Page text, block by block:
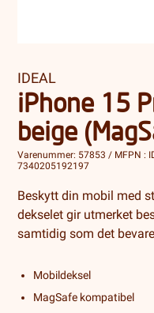
IDEAL
iPhone 15
beige
Varenummer: 57853 / MFPN :
7340205192197
Beskytt din mobil med
dekselet gir utmerket
samtidig som det
Mobildeksel
MagSafe kompatibel